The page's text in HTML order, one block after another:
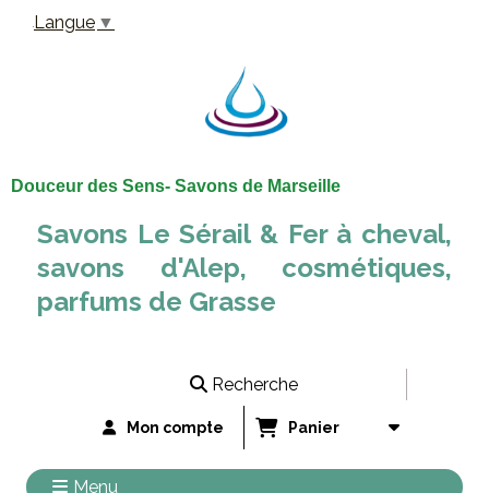
Douceur des Sens- Savons de Marseille
Savons Le Sérail & Fer à cheval,
savons d'Alep, cosmétiques,
parfums de Grasse
Recherche
Mon compte Panier
Menu
Langue ▼